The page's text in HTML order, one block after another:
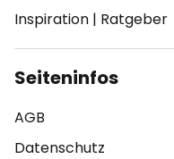
Inspiration | Ratgeber
Seiteninfos
AGB
Datenschutz